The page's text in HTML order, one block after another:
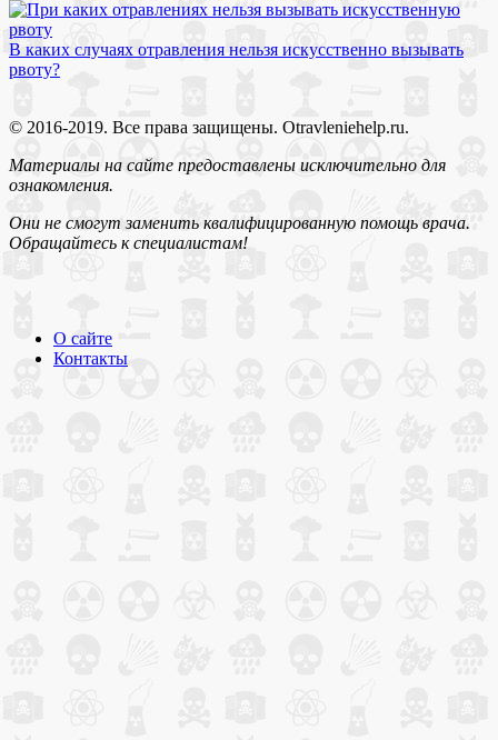
В каких случаях отравления нельзя искусственно вызывать
рвоту?
© 2016-2019. Все права защищены. Otravleniehelp.ru.
Материалы на сайте предоставлены исключительно для
ознакомления.
Они не смогут заменить квалифицированную помощь врача.
Обращайтесь к специалистам!
О сайте
Контакты